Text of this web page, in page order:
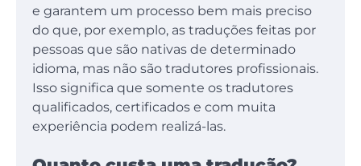
e garantem um processo bem mais preciso
do que, por exemplo, as traduções feitas por
pessoas que são nativas de determinado
idioma, mas não são tradutores profissionais.
Isso significa que somente os tradutores
qualificados, certificados e com muita
experiência podem realizá-las.